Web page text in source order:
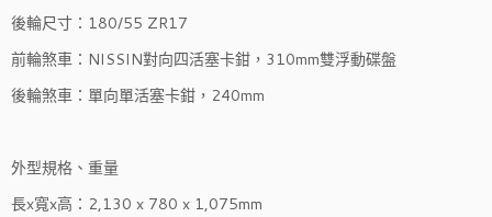
後輪尺寸：180/55 ZR17
前輪煞車：NISSIN對向四活塞卡鉗，310mm雙浮動碟盤
後輪煞車：單向單活塞卡鉗，240mm
外型規格、重量
長x寬x高：2,130 x 780 x 1,075mm